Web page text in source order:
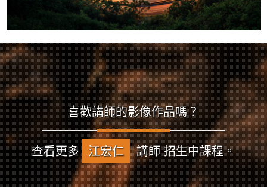
喜歡講師的影像作品嗎？
查看更多 江宏仁 講師 招生中課程。